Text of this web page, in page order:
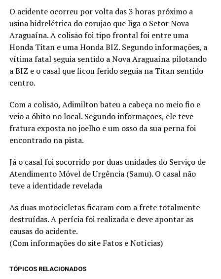
O acidente ocorreu por volta das 3 horas próximo a
usina hidrelétrica do corujão que liga o Setor Nova
Araguaína. A colisão foi tipo frontal foi entre uma
Honda Titan e uma Honda BIZ. Segundo informações, a
vítima fatal seguia sentido a Nova Araguaína pilotando
a BIZ e o casal que ficou ferido seguia na Titan sentido
centro.
Com a colisão, Adimilton bateu a cabeça no meio fio e
veio a óbito no local. Segundo informações, ele teve
fratura exposta no joelho e um osso da sua perna foi
encontrado na pista.
Já o casal foi socorrido por duas unidades do Serviço de
Atendimento Móvel de Urgência (Samu). O casal não
teve a identidade revelada
As duas motocicletas ficaram com a frete totalmente
destruídas. A perícia foi realizada e deve apontar as
causas do acidente.
(Com informações do site Fatos e Notícias)
TÓPICOS RELACIONADOS